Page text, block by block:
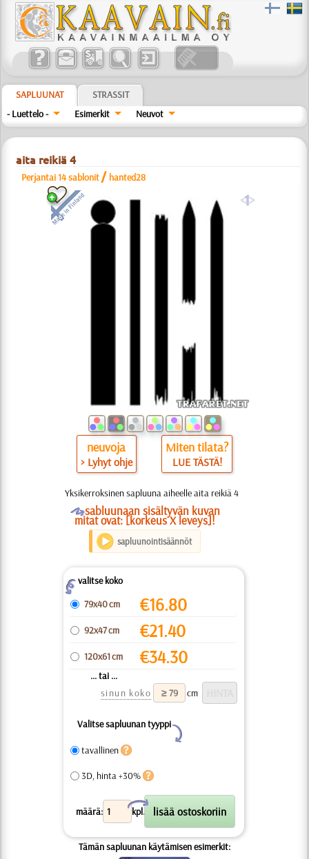
SAPLUUNAT
STRASSIT
- Luettelo -
Esimerkit Neuvot
aita reikiä 4
Perjantai 14 sablonit / hanted28
a
neuvoja
> Lyhyt ohje
Miten tilata?
LUE TÄSTÄ!
Yksikerroksinen sapluuna aiheelle aita reikiä 4
Osabluunaan sisältyvän kuvan
mitat ovat: [korkeus X leveys]!
sapluunointisäännöt
Zvalitse koko
79x40 cm
€16.80
92x47 cm €21.40
120x61 cm €34.30
... tai ...
sinun koko
cm
Valitse sapluunan tyyppi
Y
tavallinen
3D, hinta +30%
määrä: kpl.
X
Tämän sapluunan käytämisen esimerkit: